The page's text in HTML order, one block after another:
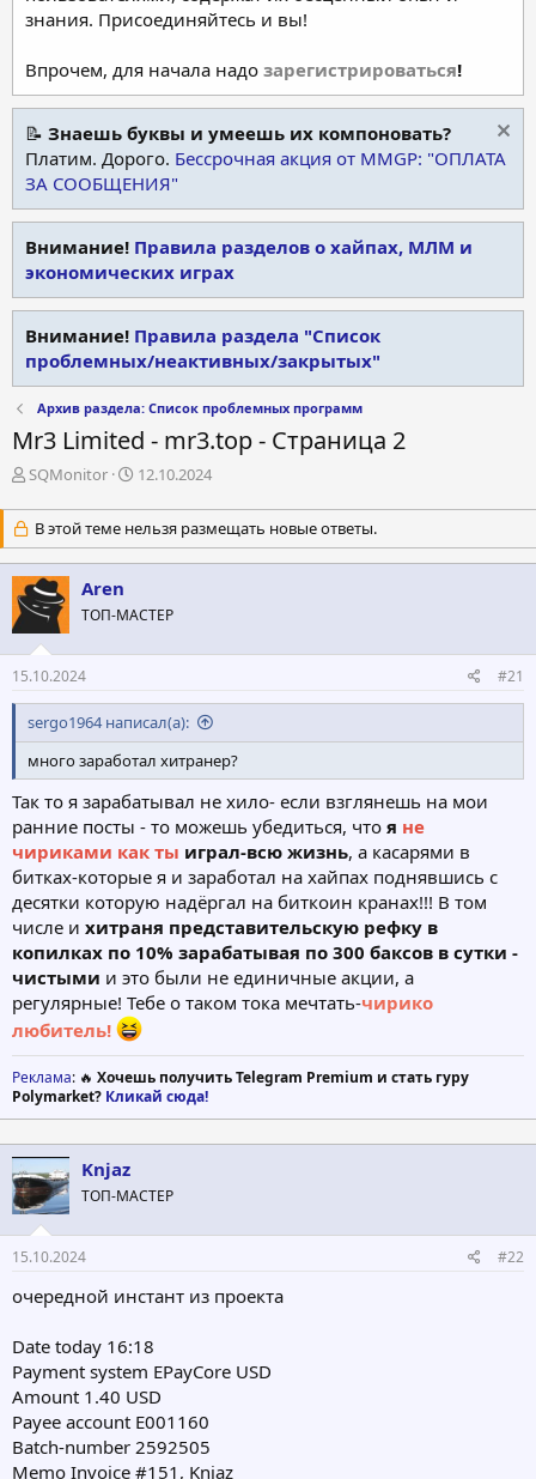
знания. Присоединяйтесь и вы!
Впрочем, для начала надо зарегистрироваться!
📝 Знаешь буквы и умеешь их компоновать?
Платим. Дорого. Бессрочная акция от MMGP: "ОПЛАТА
ЗА СООБЩЕНИЯ"
Внимание! Правила разделов о хайпах, МЛМ и
экономических играх
Внимание! Правила раздела "Список
проблемных/неактивных/закрытых"
Архив раздела: Список проблемных программ
Mr3 Limited - mr3.top - Страница 2
А
т
о
р
т
е
ы
SQMonitor
Д
т
а
н
а
12.10.2024
В этой теме нельзя размещать новые ответы.
Aren
ТОП-МАСТЕР
15.10.2024 #21
sergo1964 написал(а):
много заработал хитранер?
Так то я зарабатывал не хило- если взглянешь на мои
ранние посты - то можешь убедиться, что я не
чириками как ты играл-всю жизнь, а касарями в
битках-которые я и заработал на хайпах поднявшись с
десятки которую надёргал на биткоин кранах!!! В том
числе и хитраня представительскую рефку в
копилках по 10% зарабатывая по 300 баксов в сутки -
чистыми и это были не единичные акции, а
регулярные! Тебе о таком тока мечтать-чирико
любитель!
Реклама: 🔥 Хочешь получить Telegram Premium и стать гуру
Polymarket? Кликай сюда!
Knjaz
ТОП-МАСТЕР
15.10.2024 #22
очередной инстант из проекта
Date today 16:18
Payment system EPayCore USD
Amount 1.40 USD
Payee account E001160
Batch-number 2592505
Memo Invoice #151, Knjaz